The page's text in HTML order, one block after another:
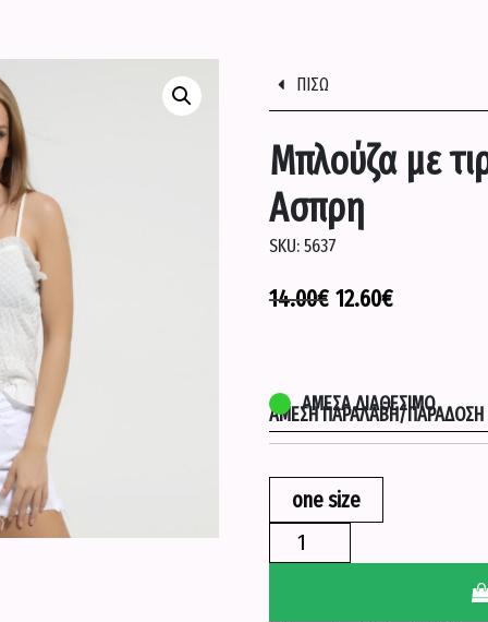
ΠΙΣΩ
Μπλούζα με
Ασπρη
SKU:5637
14.00€ 12.60€
ΆΜΕΣΗ ΠΑΡΑΛΑΒΉ/ΠΑΡΆΔΟΣΗ
ΆΜΕΣΑ ΔΙΑΘΈΣΙΜΟ
one size
Μπλούζα
με